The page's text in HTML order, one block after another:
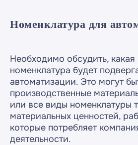
Номенклатура для
Необходимо обсудить,
номенклатура будет
автоматизации. Это могут
производственные
или все виды номенклатуры
материальных ценностей,
которые потребляет
деятельности.